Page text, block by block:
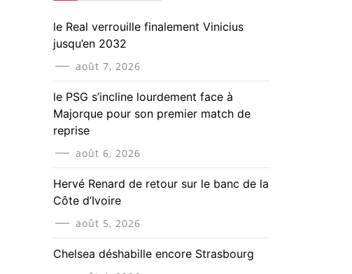
le Real verrouille finalement Vinicius
jusqu’en 2032
août 7, 2026
le PSG s’incline lourdement face à
Majorque pour son premier match de
reprise
août 6, 2026
Hervé Renard de retour sur le banc de la
Côte d’Ivoire
août 5, 2026
Chelsea déshabille encore Strasbourg